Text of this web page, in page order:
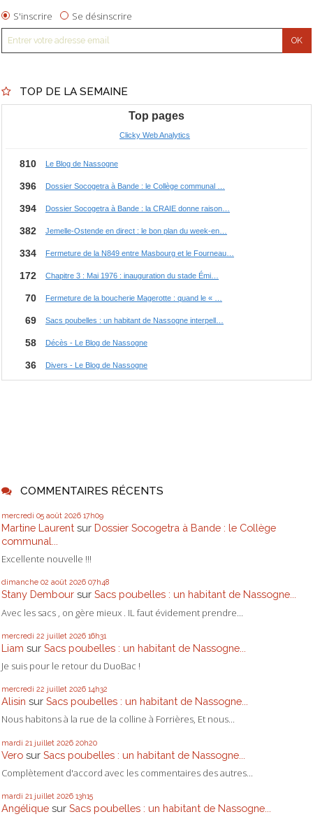
S'inscrire Se désinscrire
TOP DE LA SEMAINE
COMMENTAIRES RÉCENTS
mercredi 05 août 2026 17h09
Martine Laurent sur Dossier Socogetra à Bande : le Collège
communal...
Excellente nouvelle !!!
dimanche 02 août 2026 07h48
Stany Dembour sur Sacs poubelles : un habitant de Nassogne...
Avec les sacs , on gère mieux . IL faut évidement prendre...
mercredi 22 juillet 2026 16h31
Liam sur Sacs poubelles : un habitant de Nassogne...
Je suis pour le retour du DuoBac !
mercredi 22 juillet 2026 14h32
Alisin sur Sacs poubelles : un habitant de Nassogne...
Nous habitons à la rue de la colline à Forrières, Et nous...
mardi 21 juillet 2026 20h20
Vero sur Sacs poubelles : un habitant de Nassogne...
Complètement d'accord avec les commentaires des autres...
mardi 21 juillet 2026 13h15
Angélique sur Sacs poubelles : un habitant de Nassogne...